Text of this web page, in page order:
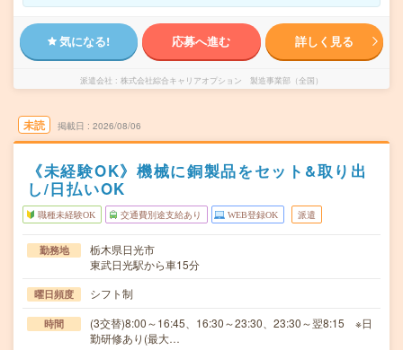
気になる! 応募へ進む 詳しく見る
派遣会社 株式会社綜合キャリアオプション 製造事業部（全国）
未読 掲載日 2026/08/06
《未経験OK》機械に銅製品をセット&取り出
し/日払いOK
職種未経験OK 交通費別途支給あり WEB登録OK 派遣
勤務地
栃木県日光市
東武日光駅から車15分
曜日頻度 シフト制
時間
(3交替)8:00～16:45、16:30～23:30、23:30～翌8:15 ※日
勤研修あり(最大…